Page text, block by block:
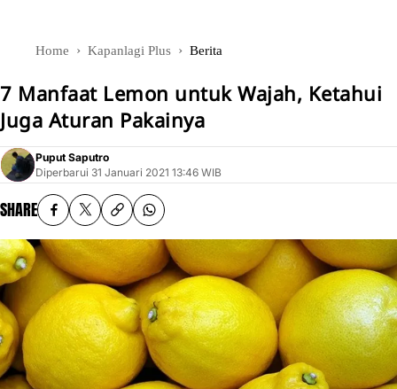
Home Kapanlagi Plus Berita
7 Manfaat Lemon untuk Wajah, Ketahui
Juga Aturan Pakainya
Puput Saputro
Diperbarui 31 Januari 2021 13:46 WIB
SHARE